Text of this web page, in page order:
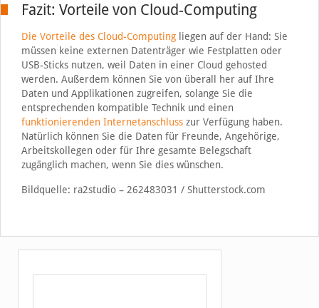
Fazit: Vorteile von Cloud-Computing
Die Vorteile des Cloud-Computingliegen auf der Hand: Sie
müssen keine externen Datenträger wie Festplatten oder
USB-Sticks nutzen, weil Daten in einer Cloud gehosted
werden. Außerdem können Sie von überall her auf Ihre
Daten und Applikationen zugreifen, solange Sie die
entsprechenden kompatible Technik und einen
funktionierenden Internetanschlusszur Verfügung haben.
Natürlich können Sie die Daten für Freunde, Angehörige,
Arbeitskollegen oder für Ihre gesamte Belegschaft
zugänglich machen, wenn Sie dies wünschen.
Bildquelle: ra2studio – 262483031 / Shutterstock.com